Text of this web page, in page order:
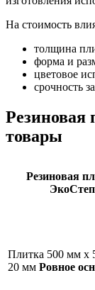
На стоимость
толщина
форма и
цветовое
срочность
Резиновая
товары
Резиновая
ЭкоСтеп
Плитка 500 мм х
20 мм Ровное